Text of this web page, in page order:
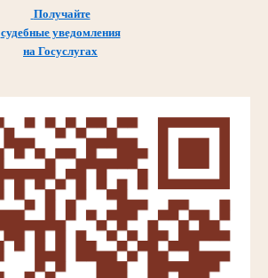
Получайте
судебные уведомления
на Госуслугах